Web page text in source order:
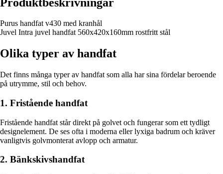
Purus handfat v430 med kranhål
Juvel Intra juvel handfat 560x420x160mm rostfritt stål
Olika typer av handfat
Det finns många typer av handfat som alla har sina fördelar beroende
på utrymme, stil och behov.
1. Fristående handfat
Fristående handfat står direkt på golvet och fungerar som ett tydligt
designelement. De ses ofta i moderna eller lyxiga badrum och kräver
vanligtvis golvmonterat avlopp och armatur.
2. Bänkskivshandfat